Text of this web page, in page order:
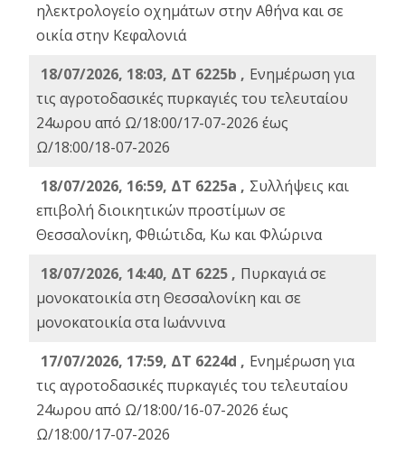
ηλεκτρολογείο οχημάτων στην Αθήνα και σε
οικία στην Κεφαλονιά
18/07/2026, 18:03, ΔΤ 6225b , Ενημέρωση για
τις αγροτοδασικές πυρκαγιές του τελευταίου
24ωρου από Ω/18:00/17-07-2026 έως
Ω/18:00/18-07-2026
18/07/2026, 16:59, ΔT 6225a , Συλλήψεις και
επιβολή διοικητικών προστίμων σε
Θεσσαλονίκη, Φθιώτιδα, Κω και Φλώρινα
18/07/2026, 14:40, ΔΤ 6225 , Πυρκαγιά σε
μονοκατοικία στη Θεσσαλονίκη και σε
μονοκατοικία στα Ιωάννινα
17/07/2026, 17:59, ΔΤ 6224d , Ενημέρωση για
τις αγροτοδασικές πυρκαγιές του τελευταίου
24ωρου από Ω/18:00/16-07-2026 έως
Ω/18:00/17-07-2026